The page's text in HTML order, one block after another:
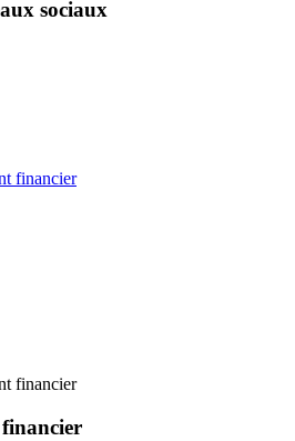
sociaux
financier
financier